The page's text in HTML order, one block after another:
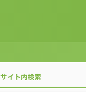
サイト内検索